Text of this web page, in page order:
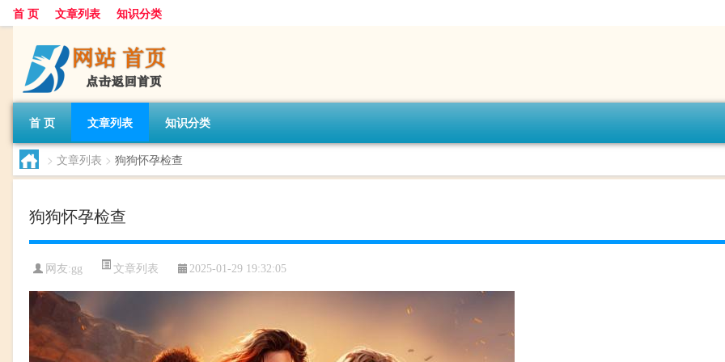
首 页 文章列表 知识分类
首 页 文章列表 知识分类
> 文章列表 > 狗狗怀孕检查
狗狗怀孕检查
网友:gg 文章列表 2025-01-29 19:32:05